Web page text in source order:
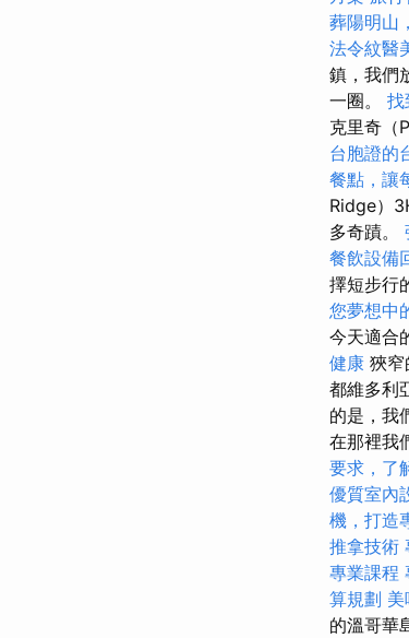
葬陽明山
法令紋醫
鎮，我們
一圈。 找
克里奇（
台胞證的
餐點，讓
Ridge）
多奇蹟。
餐飲設備
擇短步行
您夢想中
今天適合
健康 狹窄
都維多利
的是，我
在那裡我
要求，了
優質室內
機，打造
推拿技術
專業課程
算規劃
的溫哥華